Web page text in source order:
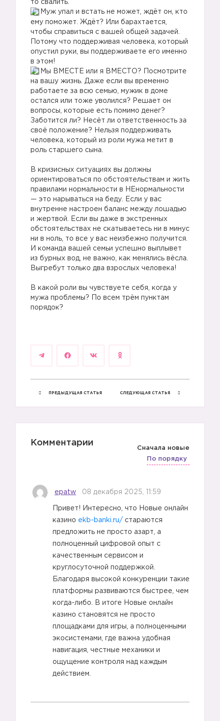
то свалить.
Муж упал и встать не может, ждёт он, кто
ему поможет. Ждёт? Или барахтается,
чтобы справиться с вашей общей задачей.
Потому что поддерживая человека, который
опустил руки, вы поддерживаете его именно
в этом!
Мы ВМЕСТЕ или я ВМЕСТО? Посмотрите
на вашу жизнь. Даже если вы временно
работаете за всю семью, мужик в доме
остался или тоже уволился? Решает он
вопросы, которые есть помимо денег?
Заботится ли? Несёт ли ответственность за
своё положение? Нельзя поддерживать
человека, который из роли мужа метит в
роль старшего сына.
В кризисных ситуациях вы должны
ориентироваться по обстоятельствам и жить
правилами нормальности в НЕнормальности
— это нарываться на беду. Если у вас
внутренне настроен баланс между лошадью
и жертвой. Если вы даже в экстренных
обстоятельствах не скатываетесь ни в минус
ни в ноль, то все у вас неизбежно получится.
И команда вашей семьи успешно выплывет
из бурных вод, не важно, как менялись вёсла.
Выгребут только два взрослых человека!
В какой роли вы чувствуете себя, когда у
мужа проблемы? По всем трём пунктам
порядок?
ПРЕДЫДУЩАЯ СТАТЬЯ СЛЕДУЮЩАЯ СТАТЬЯ
Комментарии
Сначала новые
По порядку
epatw 08 декабря 2025, 11:59
Привет! Интересно, что Новые онлайн
казино ekb-banki.ru/ стараются
предложить не просто азарт, а
полноценный цифровой опыт с
качественным сервисом и
круглосуточной поддержкой.
Благодаря высокой конкуренции такие
платформы развиваются быстрее, чем
когда-либо. В итоге Новые онлайн
казино становятся не просто
площадками для игры, а полноценными
экосистемами, где важна удобная
навигация, честные механики и
ощущение контроля над каждым
действием.